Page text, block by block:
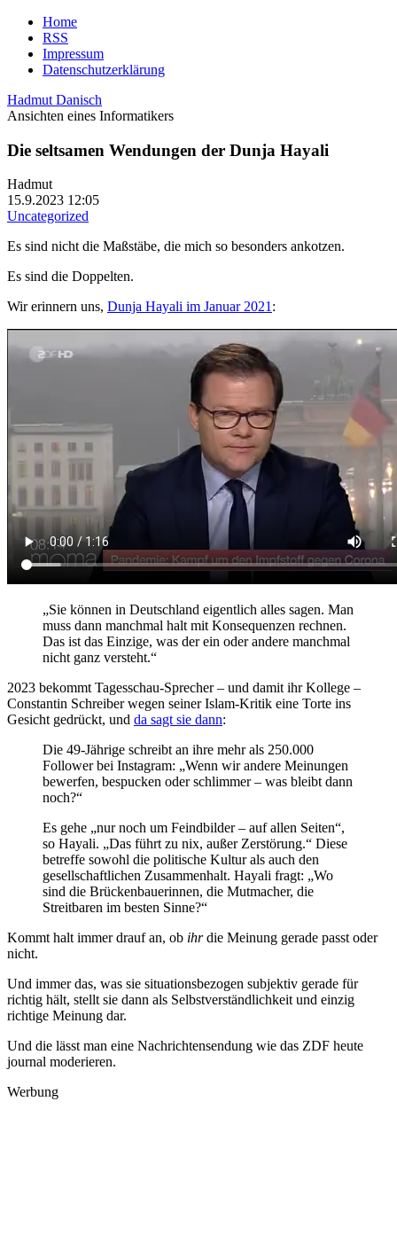
Home
RSS
Impressum
Datenschutzerklärung
Hadmut Danisch
Ansichten eines Informatikers
Die seltsamen Wendungen der Dunja Hayali
Hadmut
15.9.2023 12:05
Uncategorized
Es sind nicht die Maßstäbe, die mich so besonders ankotzen.
Es sind die Doppelten.
Wir erinnern uns, Dunja Hayali im Januar 2021:
„Sie können in Deutschland eigentlich alles sagen. Man
muss dann manchmal halt mit Konsequenzen rechnen.
Das ist das Einzige, was der ein oder andere manchmal
nicht ganz versteht.“
2023 bekommt Tagesschau-Sprecher – und damit ihr Kollege –
Constantin Schreiber wegen seiner Islam-Kritik eine Torte ins
Gesicht gedrückt, und da sagt sie dann:
Die 49-Jährige schreibt an ihre mehr als 250.000
Follower bei Instagram: „Wenn wir andere Meinungen
bewerfen, bespucken oder schlimmer – was bleibt dann
noch?“
Es gehe „nur noch um Feindbilder – auf allen Seiten“,
so Hayali. „Das führt zu nix, außer Zerstörung.“ Diese
betreffe sowohl die politische Kultur als auch den
gesellschaftlichen Zusammenhalt. Hayali fragt: „Wo
sind die Brückenbauerinnen, die Mutmacher, die
Streitbaren im besten Sinne?“
Kommt halt immer drauf an, ob ihrdie Meinung gerade passt oder
nicht.
Und immer das, was sie situationsbezogen subjektiv gerade für
richtig hält, stellt sie dann als Selbstverständlichkeit und einzig
richtige Meinung dar.
Und die lässt man eine Nachrichtensendung wie das ZDF heute
journal moderieren.
Werbung